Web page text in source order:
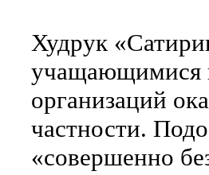
Худрук
учащающимися
организаций
частности.
«совершенно